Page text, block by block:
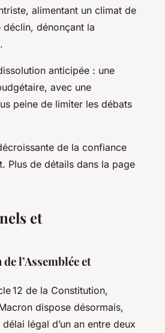
alimentant un climat de
dénonçant la
anticipée : une
avec une
peine de limiter les débats
de la confiance
Plus de détails dans la page
et
l’Assemblée et
12 de la Constitution,
dispose désormais,
légal d’un an entre deux